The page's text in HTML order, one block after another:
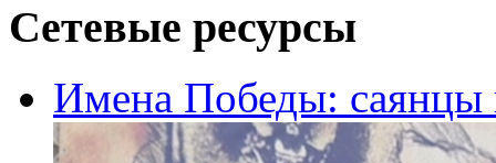
Сетевые ресурсы
Имена Победы: саянцы